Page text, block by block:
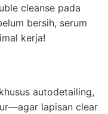
cleanse pada
bersih, serum
kerja!
autodetailing,
lapisan clear